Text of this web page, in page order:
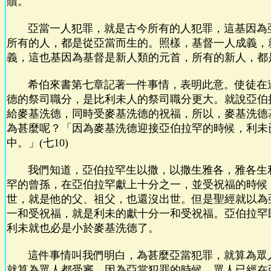
亞當一人犯罪，就是古今所有的人犯罪，這基因為
所有的人，都是從亞當而生的。照樣，基督一人成義
義，這也基因為基督是新人類的元首，所有的新人，
希伯來書第七章記著一件事情，表明此意。使徒在
德的祭司職分，是比利未人的祭司職分更大。就說亞
給麥基洗德，同時受麥基洗德的祝福，所以，麥基洗
為甚麼呢？「因為麥基洗德迎接亞伯拉罕的時候，利
中。」(七10)
我們知道，亞伯拉罕生以撒，以撒生雅各，雅各生
罕的曾孫，在亞伯拉罕獻上十分之一，並受祝福的時
世，就是他的父、祖父，也還沒出世。但是聖經就以
一和受祝福，就是利未的獻十分一和受祝福。亞伯拉
利未就也必是小於麥基洗德了。
這件事情叫我們明白，為甚麼亞當犯罪，就算為眾